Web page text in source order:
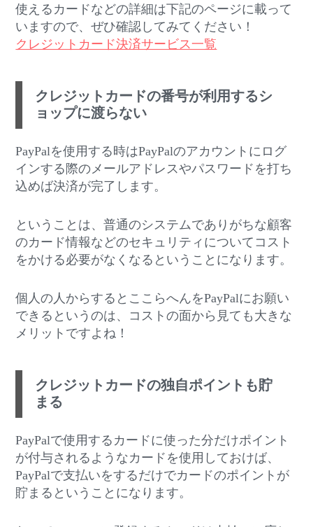
使えるカードなどの詳細は下記のページに載って
いますので、ぜひ確認してみてください！
クレジットカード決済サービス一覧
クレジットカードの番号が利用するシ
ョップに渡らない
PayPalを使用する時はPayPalのアカウントにログ
インする際のメールアドレスやパスワードを打ち
込めば決済が完了します。
ということは、普通のシステムでありがちな顧客
のカード情報などのセキュリティについてコスト
をかける必要がなくなるということになります。
個人の人からするとここらへんをPayPalにお願い
できるというのは、コストの面から見ても大きな
メリットですよね！
クレジットカードの独自ポイントも貯
まる
PayPalで使用するカードに使った分だけポイント
が付与されるようなカードを使用しておけば、
PayPalで支払いをするだけでカードのポイントが
貯まるということになります。